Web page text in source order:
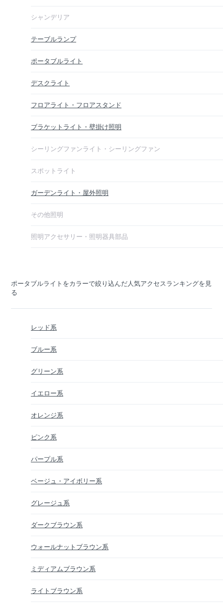
シャンデリア
テーブルランプ
ポータブルライト
デスクライト
フロアライト・フロアスタンド
ブラケットライト・壁掛け照明
シーリングファンライト・シーリングファン
スポットライト
ガーデンライト・屋外照明
その他照明
照明アクセサリー・照明器具部品
ポータブルライトをカラーで絞り込んだ人気アクセスランキングを見
る
レッド系
ブルー系
グリーン系
イエロー系
オレンジ系
ピンク系
パープル系
ベージュ・アイボリー系
グレージュ系
ダークブラウン系
ウォールナットブラウン系
ミディアムブラウン系
ライトブラウン系